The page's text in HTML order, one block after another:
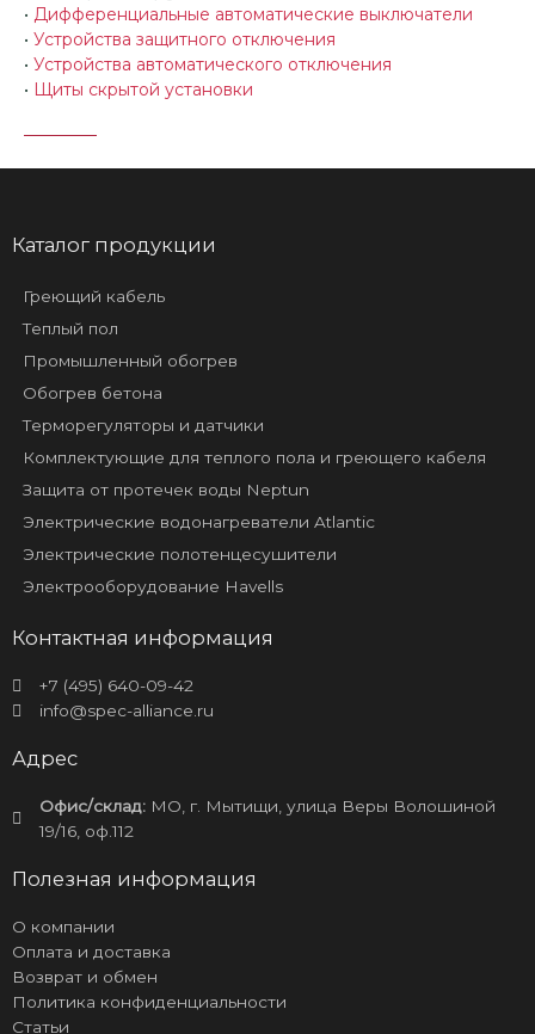
• Дифференциальные автоматические выключатели
• Устройства защитного отключения
• Устройства автоматического отключения
• Щиты скрытой установки
Каталог продукции
Греющий кабель
Теплый пол
Промышленный обогрев
Обогрев бетона
Терморегуляторы и датчики
Комплектующие для теплого пола и греющего кабеля
Защита от протечек воды Neptun
Электрические водонагреватели Atlantic
Электрические полотенцесушители
Электрооборудование Havells
Контактная информация
+7 (495) 640-09-42
info@spec-alliance.ru
Адрес
Офис/склад:МО, г. Мытищи, улица Веры Волошиной
19/16, оф.112
Полезная информация
О компании
Оплата и доставка
Возврат и обмен
Политика конфиденциальности
Статьи